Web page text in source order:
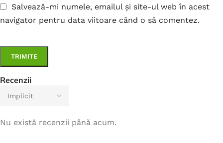
Recenzii
Nu există recenzii până acum.
Salvează-mi numele, emailul și site-ul web în acest
navigator pentru data viitoare când o să comentez.